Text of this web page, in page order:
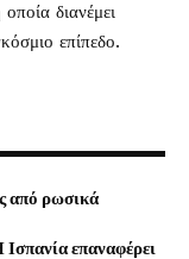
διανέμει
επίπεδο.
από ρωσικά
επαναφέρει